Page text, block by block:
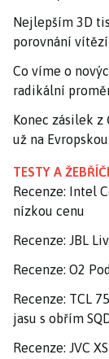
Nejlepším 3D
porovnání
Co víme o
radikální
Konec zásilek z
už na
TESTY A
Recenze: Intel
nízkou cenu
Recenze: JBL
Recenze: O2
Recenze: TCL
jasu s obřím
Recenze: JVC